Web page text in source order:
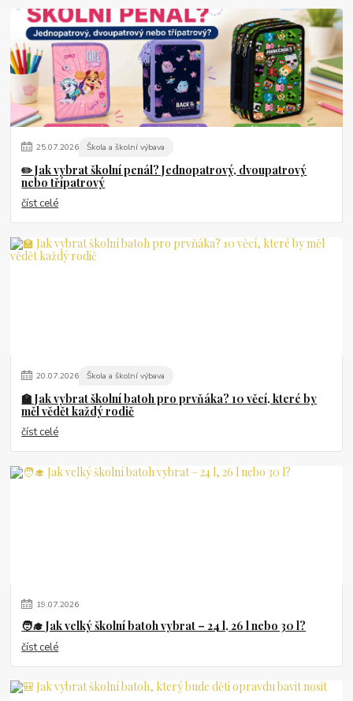
25.07.2026 Škola a školní výbava
✏️ Jak vybrat školní penál? Jednopatrový, dvoupatrový
nebo třípatrový
číst celé
20.07.2026 Škola a školní výbava
🏫 Jak vybrat školní batoh pro prvňáka? 10 věcí, které by
měl vědět každý rodič
číst celé
19.07.2026
🧑‍🎓 Jak velký školní batoh vybrat – 24 l, 26 l nebo 30 l?
číst celé